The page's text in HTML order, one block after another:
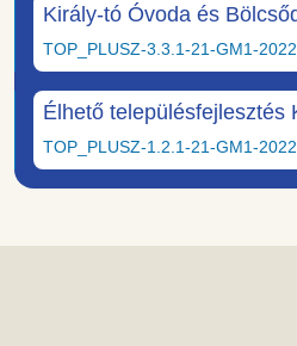
Király-tó Óvoda és
TOP_PLUSZ-3.3.1-21-GM1-
Élhető településfejlesztés
TOP_PLUSZ-1.2.1-21-GM1-